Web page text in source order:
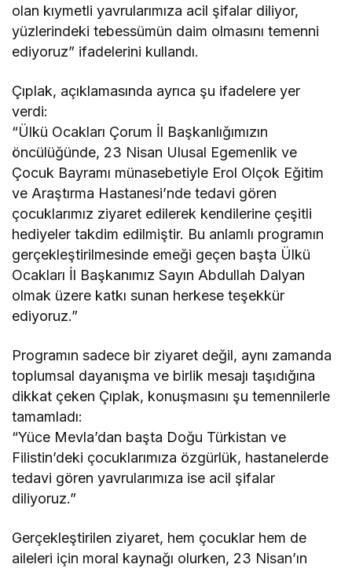
olan kıymetli yavrularımıza acil şifalar diliyor,
yüzlerindeki tebessümün daim olmasını temenni
ediyoruz” ifadelerini kullandı.
Çıplak, açıklamasında ayrıca şu ifadelere yer
verdi:
“Ülkü Ocakları Çorum İl Başkanlığımızın
öncülüğünde, 23 Nisan Ulusal Egemenlik ve
Çocuk Bayramı münasebetiyle Erol Olçok Eğitim
ve Araştırma Hastanesi’nde tedavi gören
çocuklarımız ziyaret edilerek kendilerine çeşitli
hediyeler takdim edilmiştir. Bu anlamlı programın
gerçekleştirilmesinde emeği geçen başta Ülkü
Ocakları İl Başkanımız Sayın Abdullah Dalyan
olmak üzere katkı sunan herkese teşekkür
ediyoruz.”
Programın sadece bir ziyaret değil, aynı zamanda
toplumsal dayanışma ve birlik mesajı taşıdığına
dikkat çeken Çıplak, konuşmasını şu temennilerle
tamamladı:
“Yüce Mevla’dan başta Doğu Türkistan ve
Filistin’deki çocuklarımıza özgürlük, hastanelerde
tedavi gören yavrularımıza ise acil şifalar
diliyoruz.”
Gerçekleştirilen ziyaret, hem çocuklar hem de
aileleri için moral kaynağı olurken, 23 Nisan’ın